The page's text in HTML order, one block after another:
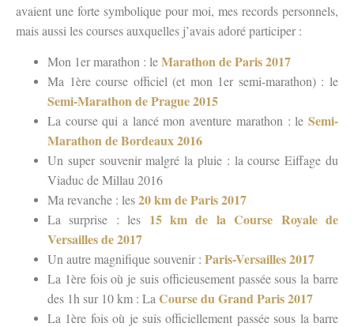
avaient une forte symbolique pour moi, mes records personnels,
mais aussi les courses auxquelles j’avais adoré participer :
Mon 1er marathon : leMarathon de Paris 2017
Ma 1ère course officiel (et mon 1er semi-marathon) : le
Semi-Marathon de Prague 2015
La course qui a lancé mon aventure marathon : le Semi-
Marathon de Bordeaux 2016
Un super souvenir malgré la pluie : la course Eiffage du
Viaduc de Millau 2016
Ma revanche : les20 km de Paris 2017
La surprise : les 15 km de la Course Royale de
Versailles de 2017
Un autre magnifique souvenir : Paris-Versailles 2017
La 1ère fois où je suis officieusement passée sous la barre
des 1h sur 10 km : La Course du Grand Paris 2017
La 1ère fois où je suis officiellement passée sous la barre